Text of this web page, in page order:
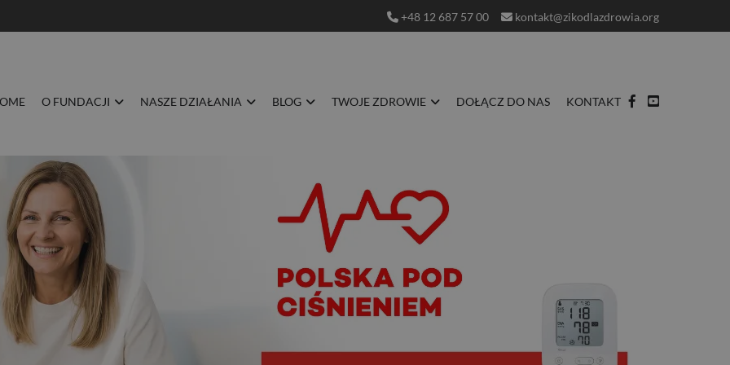
+48 12 687 57 00 kontakt@zikodlazdrowia.org
O FUNDACJI NASZE DZIAŁANIA BLOG TWOJE ZDROWIE DOŁĄCZ DO NAS KONTAKT